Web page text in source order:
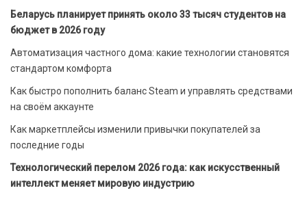
Беларусь планирует принять около 33 тысяч студентов на
бюджет в 2026 году
Автоматизация частного дома: какие технологии становятся
стандартом комфорта
Как быстро пополнить баланс Steam и управлять средствами
на своём аккаунте
Как маркетплейсы изменили привычки покупателей за
последние годы
Технологический перелом 2026 года: как искусственный
интеллект меняет мировую индустрию